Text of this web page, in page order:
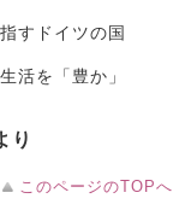
すドイツの国
活を「豊か」
り
このページのTOPへ